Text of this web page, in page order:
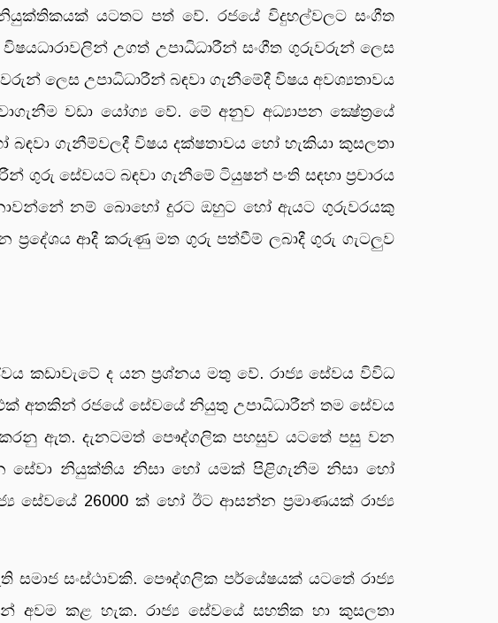
යටතට පත් වේ. රජයේ විදුහල්වලට සංගීත
උගත් උපාධිධාරීන් සංගීත ගුරුවරුන් ලෙස
ලෙස උපාධිධාරීන් බඳවා ගැනීමේදී විෂය අවශ්‍යතාවය
වඩා යෝග්‍ය වේ. මේ අනුව අධ්‍යාපන ක්‍ෂේත්‍රයේ
ගැනීම්වලදී විෂය දක්ෂතාවය හෝ හැකියා කුසලතා
සේවයට බඳවා ගැනීමේ ටියුෂන් පංති සඳහා ප්‍රචාරය
නොවන්නේ නම් බොහෝ දුරට ඔහුට හෝ ඇයට ගුරුවරයකු
ප්‍රදේශය ආදී කරුණු මත ගුරු පත්වීම් ලබාදී ගුරු ගැටලුව
කඩාවැටේ ද යන ප්‍රශ්නය මතු වේ. රාජ්‍ය සේවය විවිධ
අතකින් රජයේ සේවයේ නියුතු උපාධිධාරීන් තම සේවය
ඇත. දැනටමත් පෞද්ගලික පහසුව යටතේ පසු වන
සේවා නියුක්තිය නිසා හෝ යමක් පිළිගැනීම නිසා හෝ
සේවයේ 26000 ක් හෝ ඊට ආසන්න ප්‍රමාණයක් රාජ්‍ය
සමාජ සංස්ථාවකි. පෞද්ගලික පර්යේෂයක් යටතේ රාජ්‍ය
අවම කළ හැක. රාජ්‍ය සේවයේ සහතික හා කුසලතා